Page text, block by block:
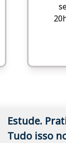
Estude.
Tudo isso